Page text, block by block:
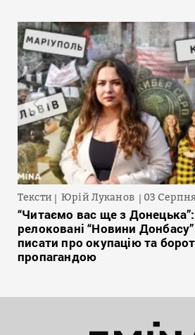
Тексти Юрій Луканов 03
“Читаємо вас ще з Донецька”:
релоковані “Новини
писати про окупацію та
пропагандою